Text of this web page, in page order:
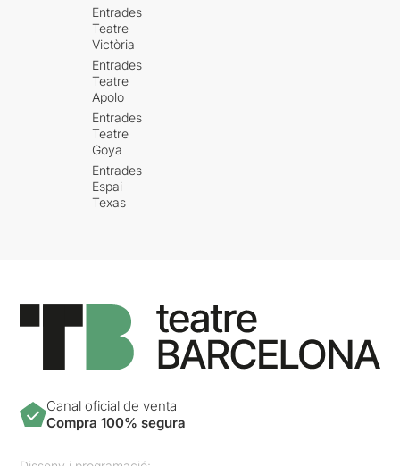
Entrades
Teatre
Victòria
Entrades
Teatre
Apolo
Entrades
Teatre
Goya
Entrades
Espai
Texas
Canal oficial de venta
Compra 100% segura